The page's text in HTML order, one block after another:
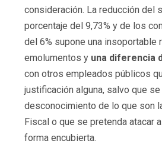
consideración. La reducción del
porcentaje del 9,73% y de los
del 6% supone una insoportable
emolumentos y una diferencia
con otros empleados públicos
justificación alguna, salvo que
desconocimiento de lo que son
Fiscal o que se pretenda atacar
forma encubierta.